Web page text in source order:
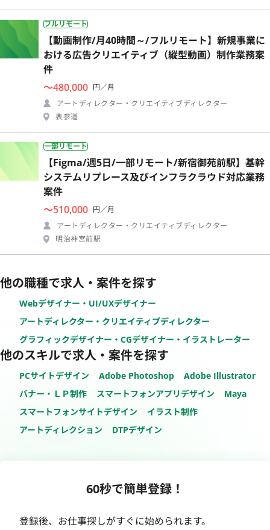
フルリモート
【動画制作/月40時間～/フルリモート】新規事業に
おける広告クリエイティブ（縦型動画）制作業務案
件
〜480,000 円／月
アートディレクター・クリエイティブディレクター
表参道
一部リモート
【Figma/週5日/一部リモート/新宿御苑前駅】基幹
システムリプレース及びインフラクラウド対応業務
案件
〜510,000 円／月
アートディレクター・クリエイティブディレクター
明治神宮前駅
他の職種で求人・案件を探す
Webデザイナー・UI/UXデザイナー
アートディレクター・クリエイティブディレクター
グラフィックデザイナー・CGデザイナー・イラストレーター
他のスキルで求人・案件を探す
PCサイトデザイン Adobe Photoshop
Adobe Illustrator
バナー・ＬＰ制作
スマートフォンアプリデザイン
Maya
スマートフォンサイトデザイン
イラスト制作
アートディレクション
DTPデザイン
60秒で簡単登録！
登録後、お仕事探しがすぐに始められます。